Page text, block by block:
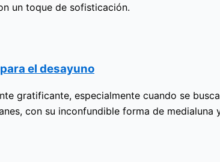
un toque de sofisticación.
el desayuno
gratificante, especialmente cuando se
con su inconfundible forma de medialuna